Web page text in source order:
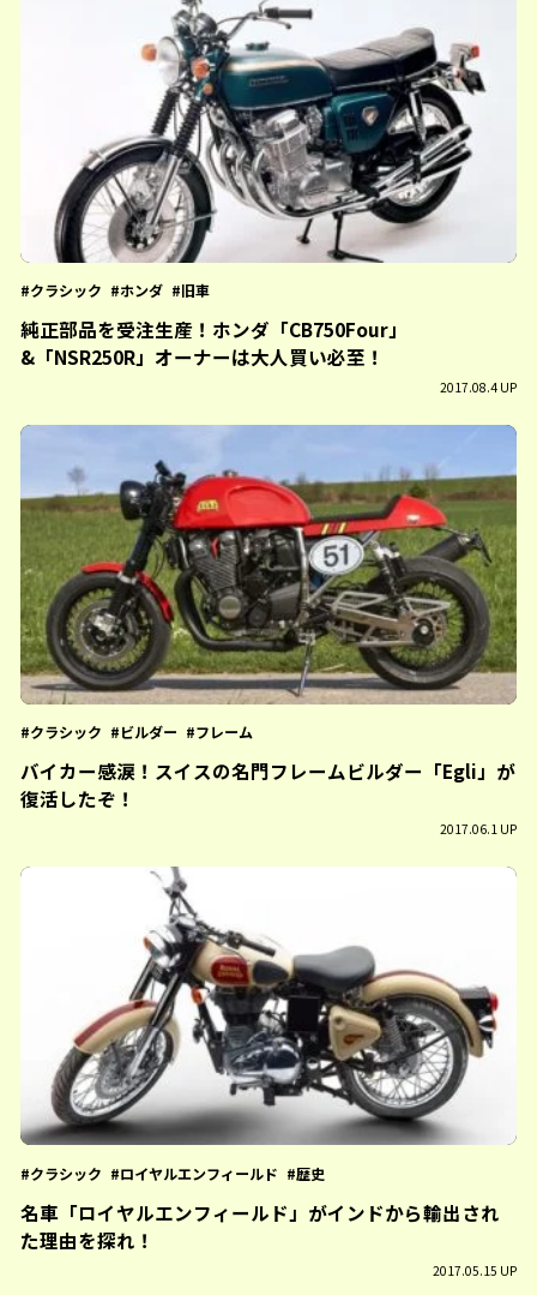
クラシック ホンダ 旧車
純正部品を受注生産！ホンダ「CB750Four」
&「NSR250R」オーナーは大人買い必至！
2017.08.4 UP
クラシック ビルダー フレーム
バイカー感涙！スイスの名門フレームビルダー「Egli」が
復活したぞ！
2017.06.1 UP
クラシック ロイヤルエンフィールド 歴史
名車「ロイヤルエンフィールド」がインドから輸出され
た理由を探れ！
2017.05.15 UP